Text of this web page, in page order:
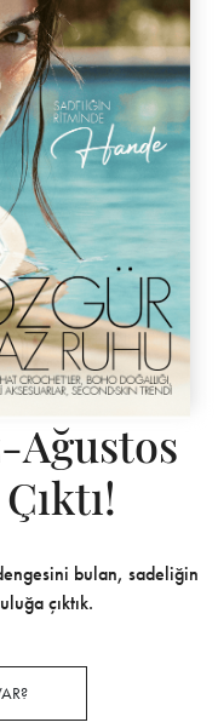
Ağustos
bulan, sadeliğin
çıktık.